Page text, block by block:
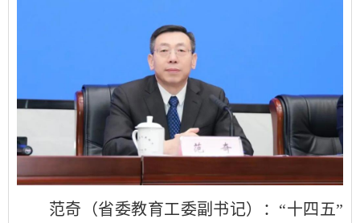
范奇（省委教育工委副书记）：“十四五”